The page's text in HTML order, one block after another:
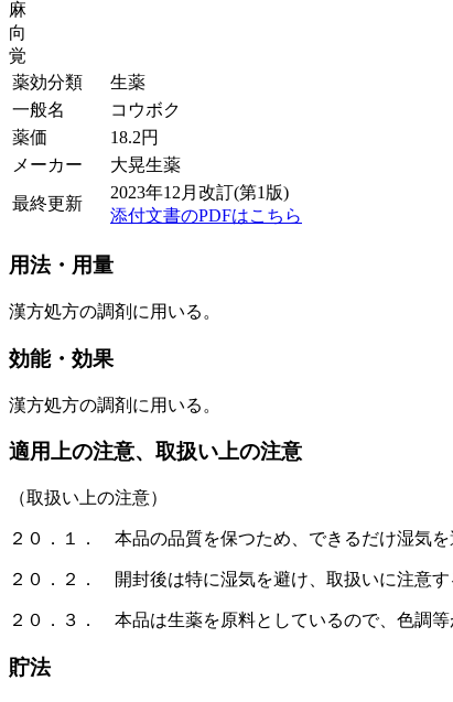
麻
向
覚
薬効分類
生薬
一般名
コウボク
薬価
18.2円
メーカー
大晃生薬
最終更新
2023年12月改訂(第1版)
添付文書のPDFはこちら
用法・用量
漢方処方の調剤に用いる。
効能・効果
漢方処方の調剤に用いる。
適用上の注意、取扱い上の注意
（取扱い上の注意）
２０．１． 本品の品質を保つため、できるだけ湿気
２０．２． 開封後は特に湿気を避け、取扱いに注意す
２０．３． 本品は生薬を原料としているので、色調等
貯法